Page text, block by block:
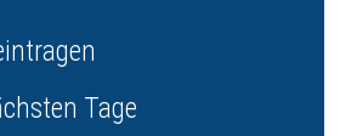
Tage